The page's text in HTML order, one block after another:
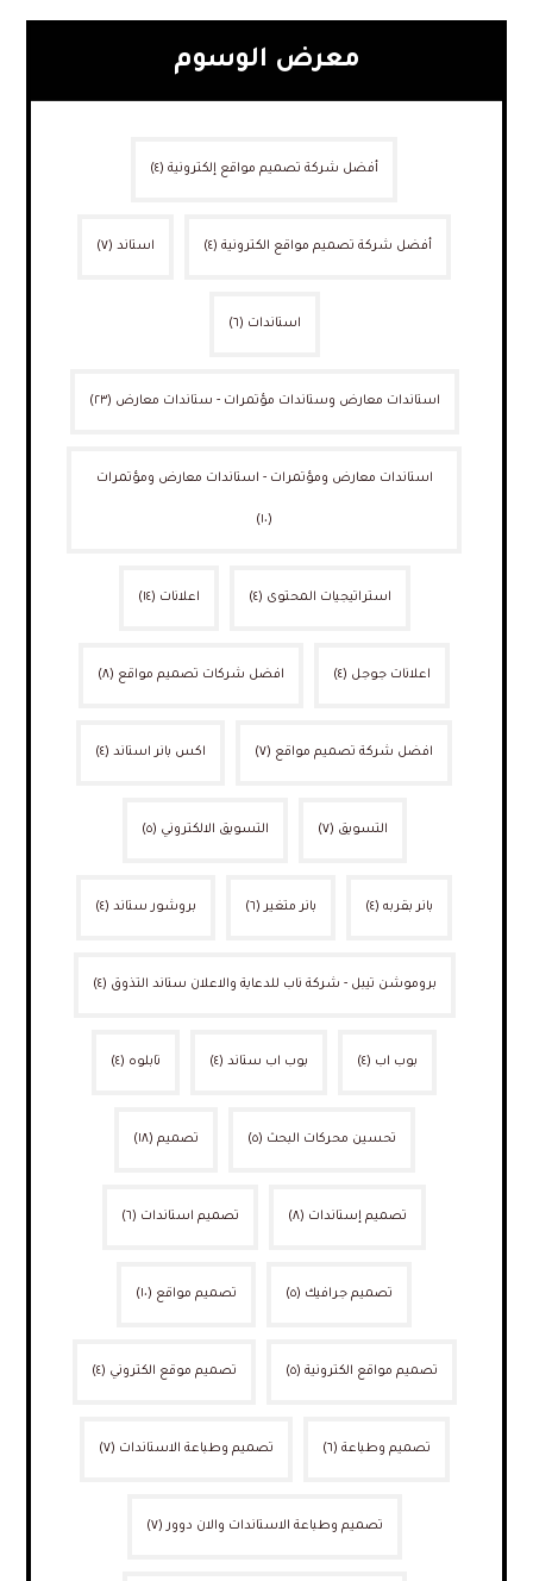
معرض الوسوم
أفضل شركة تصميم مواقع إلكترونية (٤)
أفضل شركة تصميم مواقع الكترونية (٤) استاند (٧)
استاندات (٦)
استاندات معارض وستاندات مؤتمرات - ستاندات معارض (٢٣)
استاندات معارض ومؤتمرات - استاندات معارض ومؤتمرات
(١٠)
استراتيجيات المحتوى (٤) اعلانات (١٤)
اعلانات جوجل (٤) افضل شركات تصميم مواقع (٨)
افضل شركة تصميم مواقع (٧) اكس بانر استاند (٤)
التسويق (٧) التسويق الالكتروني (٥)
بانر بقربه (٤) بانر متغير (٦) بروشور ستاند (٤)
بروموشن تيبل - شركة ناب للدعاية والاعلان ستاند التذوق (٤)
بوب اب (٤) بوب اب ستاند (٤) تابلوه (٤)
تحسين محركات البحث (٥) تصميم (١٨)
تصميم إستاندات (٨) تصميم استاندات (٦)
تصميم جرافيك (٥) تصميم مواقع (١٠)
تصميم مواقع الكترونية (٥) تصميم موقع الكتروني (٤)
تصميم وطباعة (٦) تصميم وطباعة الاستاندات (٧)
تصميم وطباعة الاستاندات والان دوور (٧)